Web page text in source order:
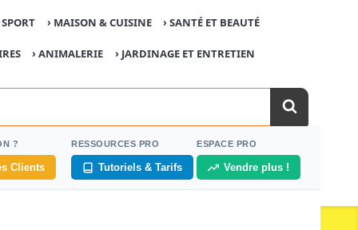
› MAISON & CUISINE › SANTÉ ET BEAUTÉ
›ANIMALERIE › JARDINAGE ET ENTRETIEN
?
Clients
RESSOURCES PRO
Tutoriels & Tarifs
ESPACE PRO
Vendre plus !